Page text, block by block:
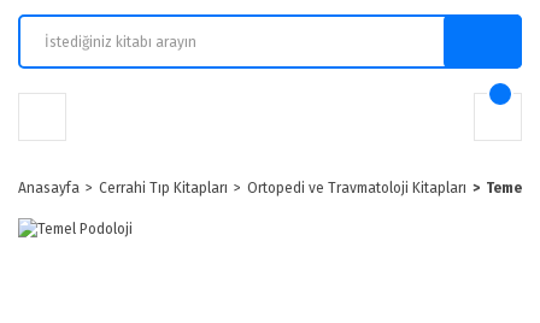
Anasayfa Cerrahi Tıp Kitapları Ortopedi ve Travmatoloji Kitapları Temel